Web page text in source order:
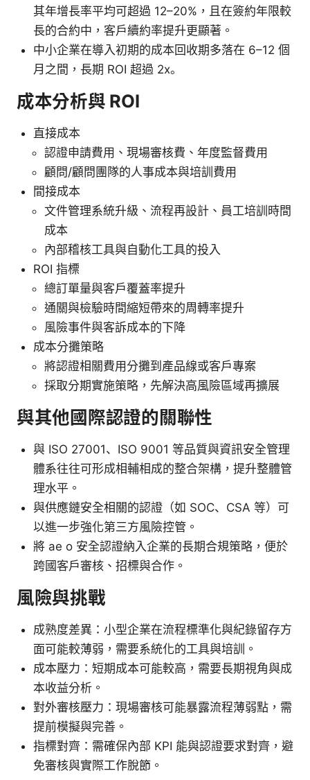
其年增長率平均可超過 12–20%，且在簽約年限較
長的合約中，客戶續約率提升更顯著。
中小企業在導入初期的成本回收期多落在 6–12 個
月之間，長期 ROI 超過 2x。
成本分析與 ROI
直接成本
認證申請費用、現場審核費、年度監督費用
顧問/顧問團隊的人事成本與培訓費用
間接成本
文件管理系統升級、流程再設計、員工培訓時間
成本
內部稽核工具與自動化工具的投入
ROI 指標
總訂單量與客戶覆蓋率提升
通關與檢驗時間縮短帶來的周轉率提升
風險事件與客訴成本的下降
成本分攤策略
將認證相關費用分攤到產品線或客戶專案
採取分期實施策略，先解決高風險區域再擴展
與其他國際認證的關聯性
與 ISO 27001、ISO 9001 等品質與資訊安全管理
體系往往可形成相輔相成的整合架構，提升整體管
理水平。
與供應鏈安全相關的認證（如 SOC、CSA 等）可
以進一步強化第三方風險控管。
將 ae o 安全認證納入企業的長期合規策略，便於
跨國客戶審核、招標與合作。
風險與挑戰
成熟度差異：小型企業在流程標準化與紀錄留存方
面可能較薄弱，需要系統化的工具與培訓。
成本壓力：短期成本可能較高，需要長期視角與成
本收益分析。
對外審核壓力：現場審核可能暴露流程薄弱點，需
提前模擬與完善。
指標對齊：需確保內部 KPI 能與認證要求對齊，避
免審核與實際工作脫節。